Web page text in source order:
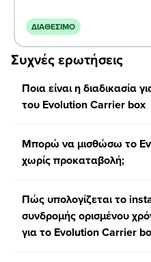
ΔΙΑΘΈΣΙΜΟ
Συχνές ερωτήσεις
Ποια είναι η διαδικασία
του Evolution Carrier box
Μπορώ να μισθώσω το
χωρίς προκαταβολή;
Πώς υπολογίζεται το
συνδρομής ορισμένου
για το Evolution Carrier